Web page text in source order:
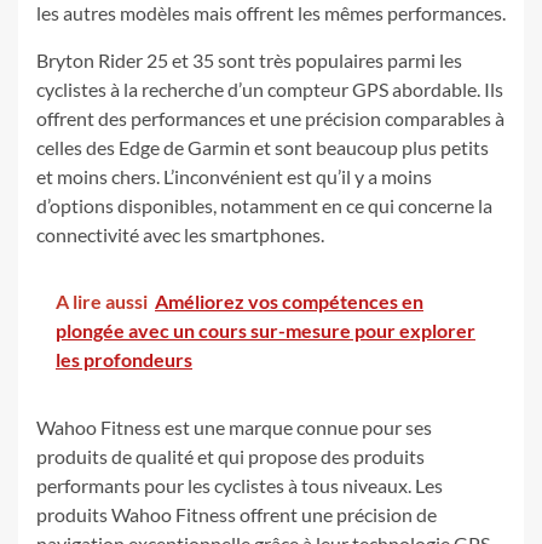
les autres modèles mais offrent les mêmes performances.
Bryton Rider 25 et 35 sont très populaires parmi les
cyclistes à la recherche d’un compteur GPS abordable. Ils
offrent des performances et une précision comparables à
celles des Edge de Garmin et sont beaucoup plus petits
et moins chers. L’inconvénient est qu’il y a moins
d’options disponibles, notamment en ce qui concerne la
connectivité avec les smartphones.
A lire aussi Améliorez vos compétences en
plongée avec un cours sur-mesure pour explorer
les profondeurs
Wahoo Fitness est une marque connue pour ses
produits de qualité et qui propose des produits
performants pour les cyclistes à tous niveaux. Les
produits Wahoo Fitness offrent une précision de